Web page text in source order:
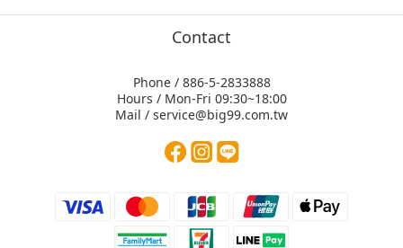
Contact
Phone / 886-5-2833888
Hours / Mon-Fri 09:30~18:00
Mail / service@big99.com.tw